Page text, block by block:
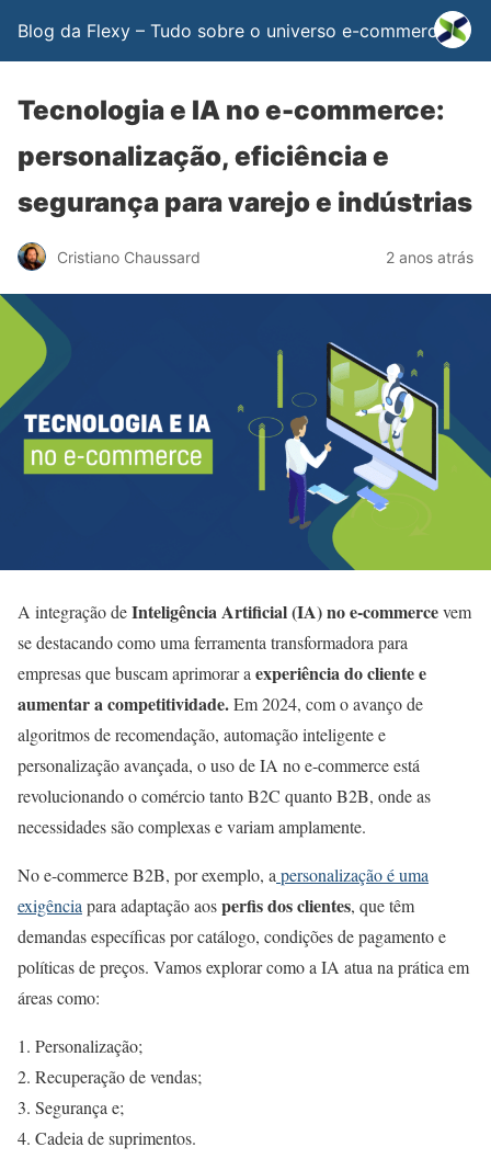
Blog da Flexy – Tudo sobre o universo e-commerce
Tecnologia e IA no e-commerce:
personalização, eficiência e
segurança para varejo e indústrias
Cristiano Chaussard 2 anos atrás
A integração deInteligência Artificial (IA) no e-commercevem
se destacando como uma ferramenta transformadora para
empresas que buscam aprimorar aexperiência do cliente e
aumentar a competitividade.Em 2024, com o avanço de
algoritmos de recomendação, automação inteligente e
personalização avançada, o uso de IA no e-commerce está
revolucionando o comércio tanto B2C quanto B2B, onde as
necessidades são complexas e variam amplamente.
No e-commerce B2B, por exemplo, apersonalização é uma
exigênciapara adaptação aosperfis dos clientes, que têm
demandas específicas por catálogo, condições de pagamento e
políticas de preços. Vamos explorar como a IA atua na prática em
áreas como:
Personalização;
Recuperação de vendas;
Segurança e;
Cadeia de suprimentos.